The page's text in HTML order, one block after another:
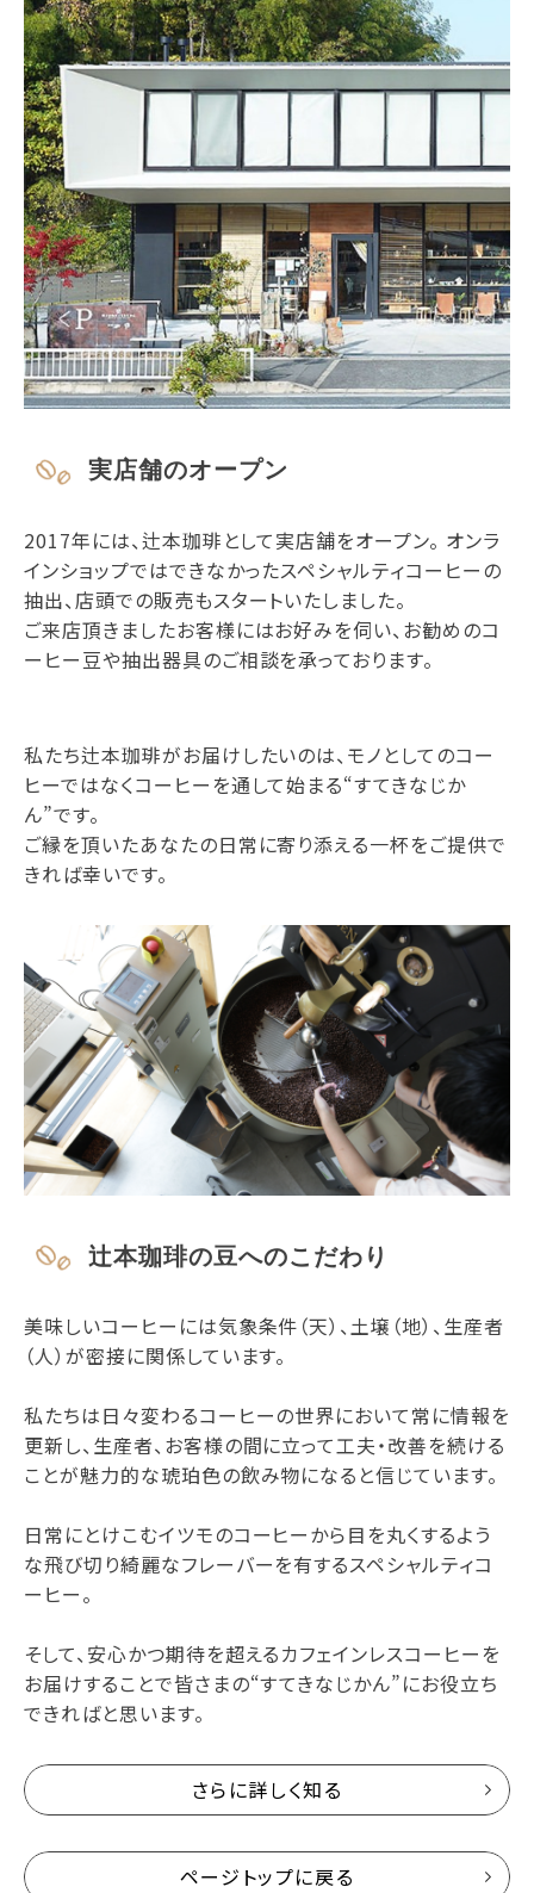
実店舗のオープン
2017年には、辻本珈琲として実店舗をオープン。 オンラ
インショップではできなかったスペシャルティコーヒーの
抽出、店頭での販売もスタートいたしました。
ご来店頂きましたお客様にはお好みを伺い、お勧めのコ
ーヒー豆や抽出器具のご相談を承っております。
私たち辻本珈琲がお届けしたいのは、モノとしてのコー
ヒーではなくコーヒーを通して始まる“すてきなじか
ん”です。
ご縁を頂いたあなたの日常に寄り添える一杯をご提供で
きれば幸いです。
辻本珈琲の豆へのこだわり
美味しいコーヒーには気象条件（天）、土壌（地）、生産者
（人）が密接に関係しています。
私たちは日々変わるコーヒーの世界において常に情報を
更新し、生産者、お客様の間に立って工夫・改善を続ける
ことが魅力的な琥珀色の飲み物になると信じています。
日常にとけこむイツモのコーヒーから目を丸くするよう
な飛び切り綺麗なフレーバーを有するスペシャルティコ
ーヒー。
そして、安心かつ期待を超えるカフェインレスコーヒーを
お届けすることで皆さまの“すてきなじかん”にお役立ち
できればと思います。
さらに詳しく知る
ページトップに戻る